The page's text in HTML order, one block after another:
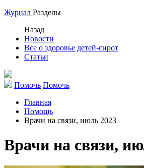
Журнал Разделы
Назад
Новости
Все о здоровье детей-сирот
Статьи
Помочь Помочь
Главная
Помощь
Врачи на связи, июль 2023
Врачи на связи,